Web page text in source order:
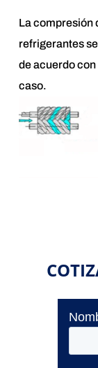
La compresión
refrigerantes
de acuerdo
caso.